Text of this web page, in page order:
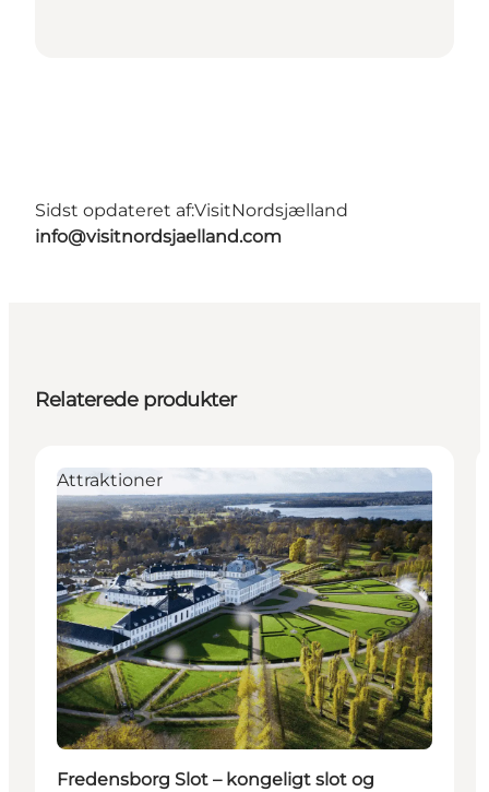
Sidst opdateret af:VisitNordsjælland
info@visitnordsjaelland.com
Relaterede produkter
Attraktioner
Fredensborg Slot – kongeligt slot og